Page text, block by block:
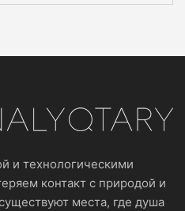
и технологическими
контакт с природой и
места, где душа